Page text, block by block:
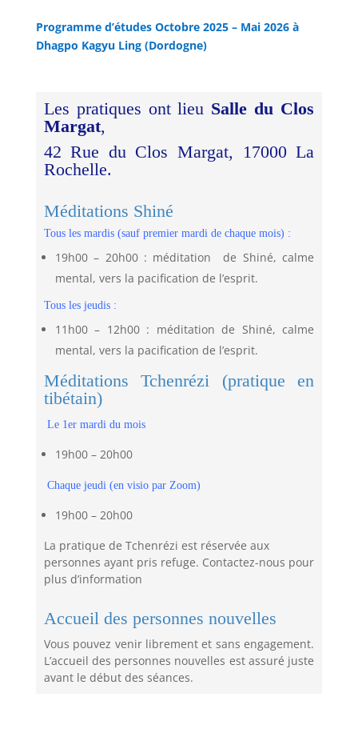
Programme d’études Octobre 2025 – Mai 2026 à
Dhagpo Kagyu Ling (Dordogne)
Les pratiques ont lieu Salle du Clos
Margat,
42 Rue du Clos Margat, 17000 La
Rochelle.
Méditations Shiné
Tous les mardis (sauf premier mardi de chaque mois) :
19h00 – 20h00 : méditation de Shiné, calme
mental, vers la pacification de l’esprit.
Tous les jeudis :
11h00 – 12h00 : méditation de Shiné, calme
mental, vers la pacification de l’esprit.
Méditations Tchenrézi (pratique en
tibétain)
Le 1er mardi du mois
19h00 – 20h00
Chaque jeudi (en visio par Zoom)
19h00 – 20h00
La pratique de Tchenrézi est réservée aux
personnes ayant pris refuge. Contactez-nous pour
plus d’information
Accueil des personnes nouvelles
Vous pouvez venir librement et sans engagement.
L’accueil des personnes nouvelles est assuré juste
avant le début des séances.